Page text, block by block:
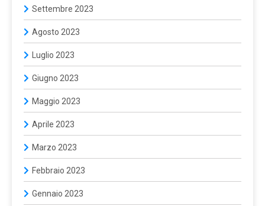
Settembre 2023
Agosto 2023
Luglio 2023
Giugno 2023
Maggio 2023
Aprile 2023
Marzo 2023
Febbraio 2023
Gennaio 2023